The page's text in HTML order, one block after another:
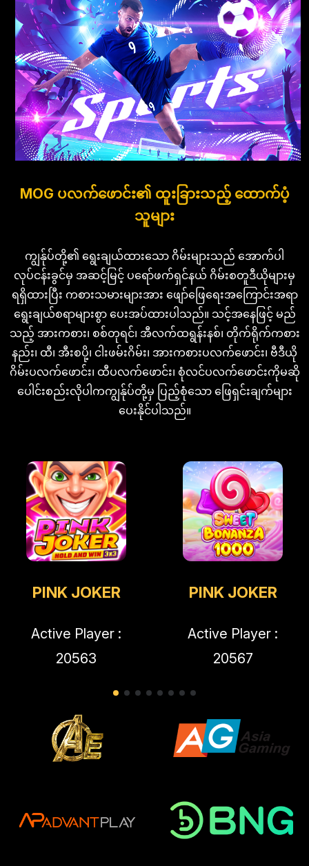
MOG ပလက်ဖောင်း၏ ထူးခြားသည့် ထောက်ပံ့
သူများ
ကျွန်ုပ်တို့၏ ရွေးချယ်ထားသော ဂိမ်းများသည် အောက်ပါ
လုပ်ငန်းခွင်မှ အဆင့်မြင့် ပရော်ဖက်ရှင်နယ် ဂိမ်းစတူဒီယိုများမှ
ရရှိထားပြီး ကစားသမားများအား ဖျော်ဖြေရေးအကြောင်းအရာ
ရွေးချယ်စရာများစွာ ပေးအပ်ထားပါသည်။ သင့်အနေဖြင့် မည်
သည့် အားကစား၊ စစ်တုရင်၊ အီလက်ထရွန်းနစ်၊ တိုက်ရိုက်ကစား
နည်း၊ ထီ၊ အီးစပို့၊ ငါးဖမ်းဂိမ်း၊ အားကစားပလက်ဖောင်း၊ ဗီဒီယို
ဂိမ်းပလက်ဖောင်း၊ ထီပလက်ဖောင်း၊ စုံလင်ပလက်ဖောင်းကိုမဆို
ပေါင်းစည်းလိုပါကကျွန်ုပ်တို့မှ ပြည့်စုံသော ဖြေရှင်းချက်များ
ပေးနိုင်ပါသည်။
PINK JOKER
Active Player :
20563
PINK JOKER
Active Player :
20567